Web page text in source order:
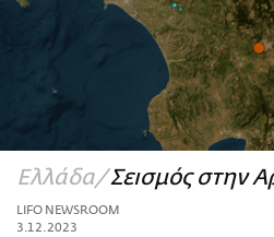
THE GOOD LIFO
Ελλάδα Σεισμός στην
LIFO NEWSROOM
3.12.2023